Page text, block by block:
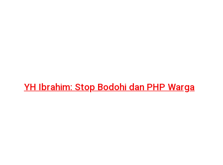
YH Ibrahim: Stop Bodohi dan PHP Warga